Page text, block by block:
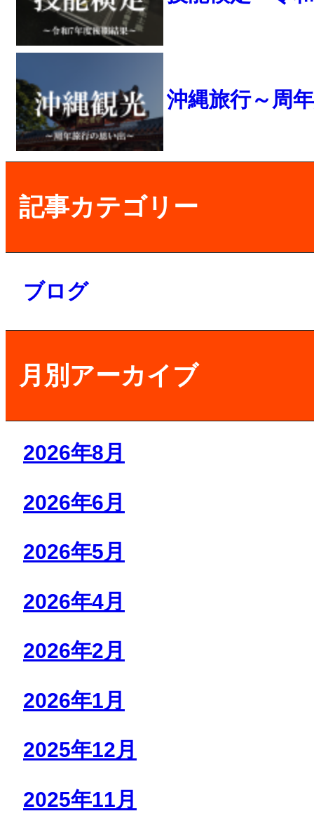
沖縄旅行～周
記事カテゴリー
ブログ
月別アーカイブ
2026年8月
2026年6月
2026年5月
2026年4月
2026年2月
2026年1月
2025年12月
2025年11月